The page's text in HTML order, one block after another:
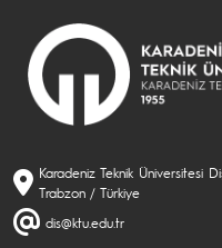
Karadeniz Teknik Üniversitesi
Trabzon / Türkiye
dis@ktu.edu.tr